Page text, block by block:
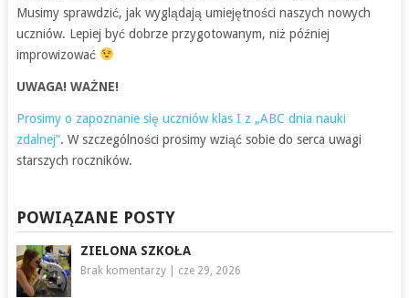
Musimy sprawdzić, jak wyglądają umiejętności naszych nowych
uczniów. Lepiej być dobrze przygotowanym, niż później
improwizować
UWAGA! WAŻNE!
Prosimy o zapoznanie się uczniów klas I z „ABC dnia nauki
zdalnej”. W szczególności prosimy wziąć sobie do serca uwagi
starszych roczników.
POWIĄZANE POSTY
ZIELONA SZKOŁA
Brak komentarzy| cze 29, 2026